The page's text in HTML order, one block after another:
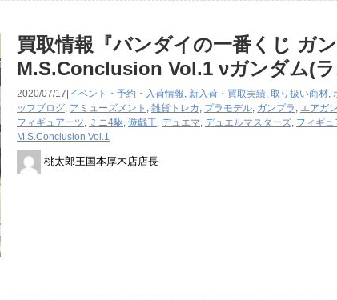
買取情報『バンダイの一番くじ ​ガ
M.S.Conclusion ​Vol.1 ​νガンダム(ラ
2020/07/17| イベント・予約・入荷情報, 新入荷・買取実績, 取り扱い商材,
ッフブログ, アミューズメント , 雑貨 トレカ , プラモデル, ガンプラ , エアガン
フィギュアーツ, ミニ4駆, 遊戯王, デュエマ, デュエルマスターズ, フィギュ
M.S.Conclusion ​Vol.1
桃太郎王国本厚木店店長